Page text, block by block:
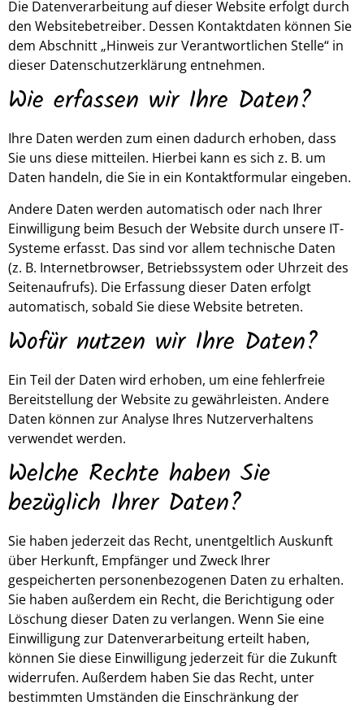
Die Datenverarbeitung auf dieser Website erfolgt durch
den Websitebetreiber. Dessen Kontaktdaten können Sie
dem Abschnitt „Hinweis zur Verantwortlichen Stelle“ in
dieser Datenschutzerklärung entnehmen.
Wie erfassen wir Ihre Daten?
Ihre Daten werden zum einen dadurch erhoben, dass
Sie uns diese mitteilen. Hierbei kann es sich z. B. um
Daten handeln, die Sie in ein Kontaktformular eingeben.
Andere Daten werden automatisch oder nach Ihrer
Einwilligung beim Besuch der Website durch unsere IT-
Systeme erfasst. Das sind vor allem technische Daten
(z. B. Internetbrowser, Betriebssystem oder Uhrzeit des
Seitenaufrufs). Die Erfassung dieser Daten erfolgt
automatisch, sobald Sie diese Website betreten.
Wofür nutzen wir Ihre Daten?
Ein Teil der Daten wird erhoben, um eine fehlerfreie
Bereitstellung der Website zu gewährleisten. Andere
Daten können zur Analyse Ihres Nutzerverhaltens
verwendet werden.
Welche Rechte haben Sie
bezüglich Ihrer Daten?
Sie haben jederzeit das Recht, unentgeltlich Auskunft
über Herkunft, Empfänger und Zweck Ihrer
gespeicherten personenbezogenen Daten zu erhalten.
Sie haben außerdem ein Recht, die Berichtigung oder
Löschung dieser Daten zu verlangen. Wenn Sie eine
Einwilligung zur Datenverarbeitung erteilt haben,
können Sie diese Einwilligung jederzeit für die Zukunft
widerrufen. Außerdem haben Sie das Recht, unter
bestimmten Umständen die Einschränkung der